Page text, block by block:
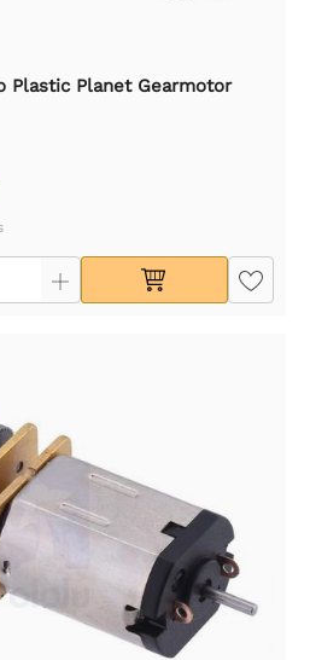
Plastic Planet Gearmotor